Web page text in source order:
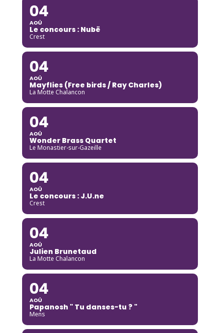
04
AOÛ
Le concours : Nubë
Crest
04
AOÛ
Mayflies (Free birds / Ray Charles)
La Motte Chalancon
04
AOÛ
Wonder Brass Quartet
Le Monastier-sur-Gazeille
04
AOÛ
Le concours : J.U.ne
Crest
04
AOÛ
Julien Brunetaud
La Motte Chalancon
04
AOÛ
Papanosh " Tu danses-tu ? "
Mens